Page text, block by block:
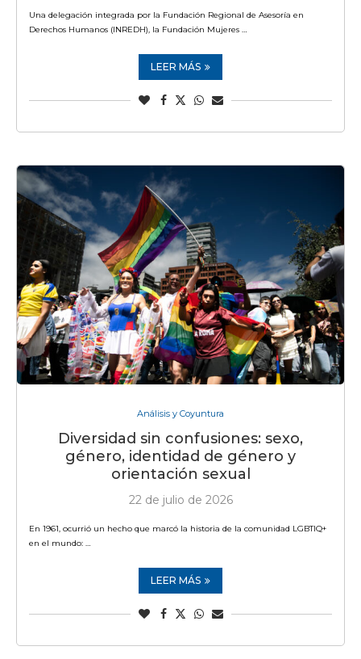
Una delegación integrada por la Fundación Regional de Asesoría en
Derechos Humanos (INREDH), la Fundación Mujeres …
LEER MÁS
Análisis y Coyuntura
Diversidad sin confusiones: sexo,
género, identidad de género y
orientación sexual
22 de julio de 2026
En 1961, ocurrió un hecho que marcó la historia de la comunidad LGBTIQ+
en el mundo: …
LEER MÁS